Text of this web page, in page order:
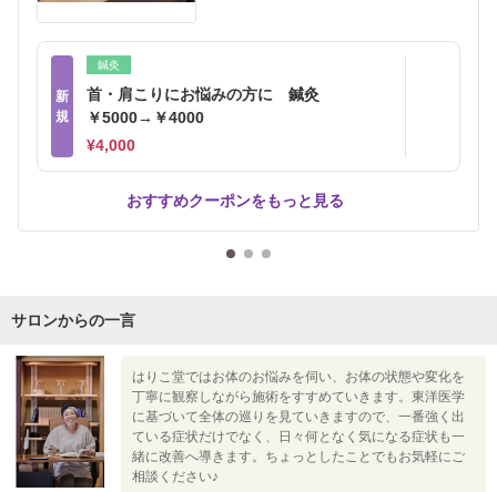
新
規
鍼灸
首・肩こりにお悩みの方に 鍼灸
￥5000→￥4000
¥4,000
おすすめクーポンをもっと見る
サロンからの一言
はりこ堂ではお体のお悩みを伺い、お体の状態や変化を
丁寧に観察しながら施術をすすめていきます。東洋医学
に基づいて全体の巡りを見ていきますので、一番強く出
ている症状だけでなく、日々何となく気になる症状も一
緒に改善へ導きます。ちょっとしたことでもお気軽にご
相談ください♪